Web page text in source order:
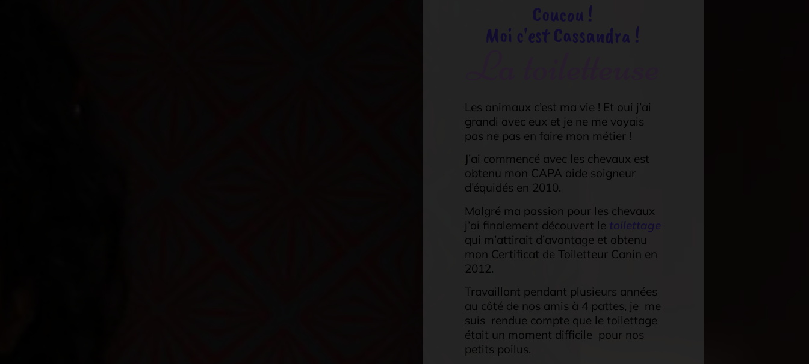
Coucou !
Moi c'est Cassandra !
Les animaux c’est ma vie ! Et oui j’ai
grandi avec eux et je ne me voyais
pas ne pas en faire mon métier !
J’ai commencé avec les chevaux est
obtenu mon CAPA aide soigneur
d’équidés en 2010.
Malgré ma passion pour les chevaux
j’ai finalement découvert le toilettage
qui m’attirait d’avantage et obtenu
mon Certificat de Toiletteur Canin en
2012.
Travaillant pendant plusieurs années
au côté de nos amis à 4 pattes, je me
suis rendue compte que le toilettage
était un moment difficile pour nos
petits poilus.